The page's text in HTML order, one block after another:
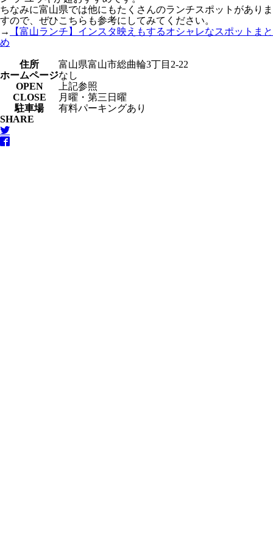
ちなみに富山県では他にもたくさんのランチスポットがありま
すので、ぜひこちらも参考にしてみてください。
→
【富山ランチ】インスタ映えもするオシャレなスポットまと
め
住所
富山県富山市総曲輪3丁目2-22
ホームページなし
OPEN
上記参照
CLOSE
月曜・第三日曜
駐車場
有料パーキングあり
SHARE